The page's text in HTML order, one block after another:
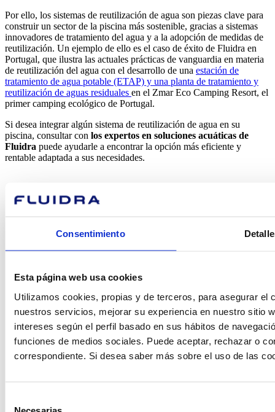
Consentimiento
Esta página web usa cookies
Utilizamos cookies, propias y de terceros, para asegurar el
nuestros servicios, mejorar su experiencia en nuestro sitio
intereses según el perfil basado en sus hábitos de
funciones de medios sociales. Puede aceptar, rechazar o
correspondiente. Si desea saber más sobre el uso de las
Necesarias
Por ello, los sistemas de reutilización de agua son piezas clave para
construir un sector de la piscina más sostenible, gracias a sistemas
innovadores de tratamiento del agua y a la adopción de medidas de
reutilización. Un ejemplo de ello es el caso de éxito de Fluidra en
Portugal, que ilustra las actuales prácticas de vanguardia en materia
de reutilización del agua con el desarrollo de una estación de
tratamiento de agua potable (ETAP) y una planta de tratamiento y
reutilización de aguas residuales en el Zmar Eco Camping Resort, el
primer camping ecológico de Portugal.
Si desea integrar algún sistema de reutilización de agua en su
piscina, consultar con los expertos en soluciones acuáticas de
Fluidra puede ayudarle a encontrar la opción más eficiente y
rentable adaptada a sus necesidades.
¿En qué
podemos
ayudarte?
Contacto